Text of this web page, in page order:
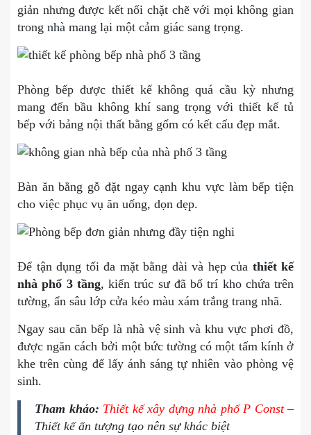
giản nhưng được kết nối chặt chẽ với mọi không gian
trong nhà mang lại một cảm giác sang trọng.
Phòng bếp được thiết kế không quá cầu kỳ nhưng
mang đến bầu không khí sang trọng với thiết kế tủ
bếp với bảng nội thất bằng gốm có kết cấu đẹp mắt.
Bàn ăn bằng gỗ đặt ngay cạnh khu vực làm bếp tiện
cho việc phục vụ ăn uống, dọn dẹp.
Để tận dụng tối đa mặt bằng dài và hẹp của thiết kế
nhà phố 3 tầng, kiến trúc sư đã bố trí kho chứa trên
tường, ẩn sâu lớp cửa kéo màu xám trắng trang nhã.
Ngay sau căn bếp là nhà vệ sinh và khu vực phơi đồ,
được ngăn cách bởi một bức tường có một tấm kính ở
khe trên cùng để lấy ánh sáng tự nhiên vào phòng vệ
sinh.
Tham khảo: Thiết kế xây dựng nhà phố P Const–
Thiết kế ấn tượng tạo nên sự khác biệt